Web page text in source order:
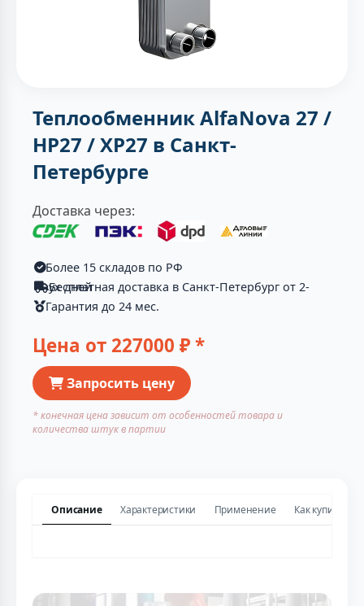
Теплообменник AlfaNova 27 /
HP27 / XP27 в Санкт-
Петербурге
Доставка через:
Более 15 складов по РФ
Бесплатная доставка в Санкт-Петербург от 2-ух дней
Гарантия до 24 мес.
Цена от 227000 ₽ *
Запросить цену
* конечная цена зависит от особенностей товара и
количества штук в партии
Описание Характеристики Применение Как купить